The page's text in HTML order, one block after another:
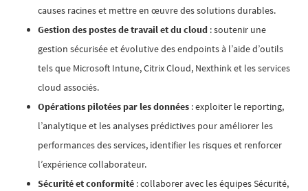
causes racines et mettre en œuvre des solutions durables.
Gestion des postes de travail et du cloud : soutenir une
gestion sécurisée et évolutive des endpoints à l’aide d’outils
tels que Microsoft Intune, Citrix Cloud, Nexthink et les services
cloud associés.
Opérations pilotées par les données : exploiter le reporting,
l’analytique et les analyses prédictives pour améliorer les
performances des services, identifier les risques et renforcer
l’expérience collaborateur.
Sécurité et conformité : collaborer avec les équipes Sécurité,